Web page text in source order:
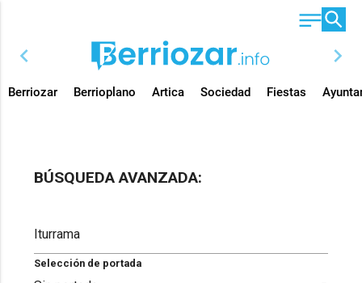
chevron_left chevron_right
Berriozar Berrioplano Artica Sociedad Fiestas
BÚSQUEDA AVANZADA:
Selección de portada